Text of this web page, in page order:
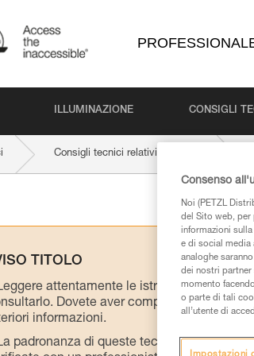
ILLUMINAZIONE CONSIGLI
Consigli tecnici relativi all'attività
TITOLO
attentamente le istruzioni tecniche
Dovete aver compreso le
informazioni.
padronanza di queste tecniche richiede
Consenso
Noi (PETZL
del Sito web, per
informazioni
e di social media
analoghe
dei nostri partner
momento
o parte di tali
all’utente di